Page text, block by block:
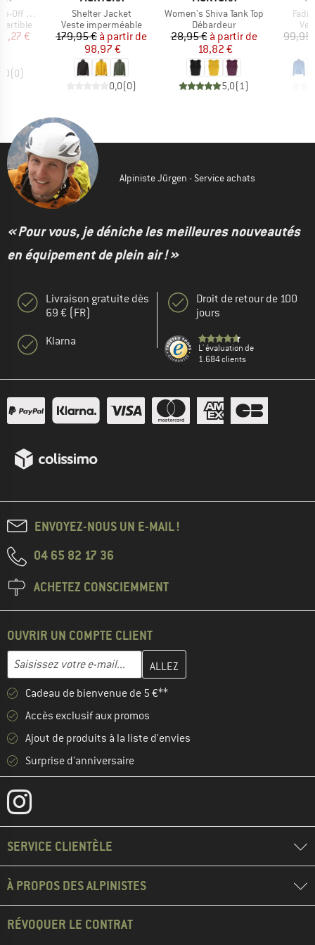
Pants
réduit
€
(0)
Article
Shelter Jacket
Product group
Veste imperméable
Prix
179,95 € Prix réduit
à partir de
98,97 €
0,0(0)
Article
Women's Shiva Tank Top
Product group
Débardeur
Prix
28,95 € Prix réduit
à partir de
18,82 €
5,0(1)
99,95
Alpiniste Jürgen - Service achats
« Pour vous, je déniche les meilleures nouveautés
en équipement de plein air ! »
Livraison gratuite dès
69 € (FR)
Klarna
Droit de retour de 100
jours
L' évaluation de
1.684 clients
ENVOYEZ-NOUS UN E-MAIL !
04 65 82 17 36
ACHETEZ CONSCIEMMENT
OUVRIR UN COMPTE CLIENT
Adresse e-mail
Entrez votre adresse e-mail ici et créez votre compte client à la
Cadeau de bienvenue de 5 €**
Accès exclusif aux promos
Ajout de produits à la liste d'envies
Surprise d'anniversaire
SERVICE CLIENTÈLE
À PROPOS DES ALPINISTES
RÉVOQUER LE CONTRAT